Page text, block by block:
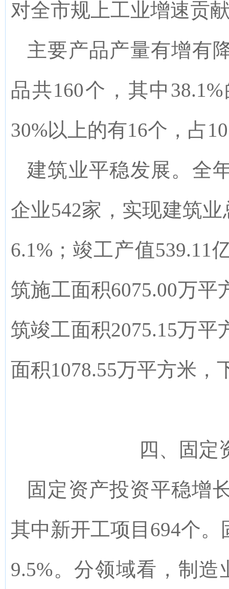
对全市规上工业增速贡
主要产品产量有增有
品共160个，其中 38.1%
30%以上的有16个，占
建筑业平稳发展。 全
企业542家，实现建筑业
6.1% ；竣工产值539.11
筑施工面积6075.00万平
筑竣工面积2075.15万平
面积1078.55万平方米，
四、
固定
固定资产投资平稳增
其中新开工项目 694个。
9.5%。分领域看，制造